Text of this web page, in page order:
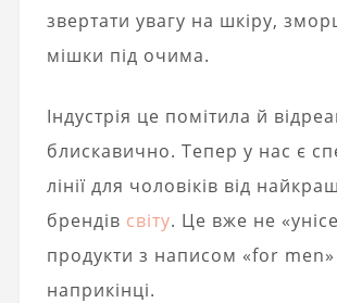
звертати увагу на шкіру,
мішки під очима.
Індустрія це помітила й
блискавично. Тепер у нас є
лінії для чоловіків від
брендів світу. Це вже не
продукти з написом «for men»
наприкінці.